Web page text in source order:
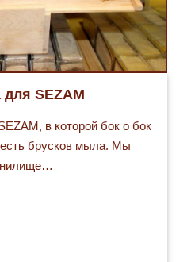
SEZAM
в которой бок о бок
брусков мыла. Мы